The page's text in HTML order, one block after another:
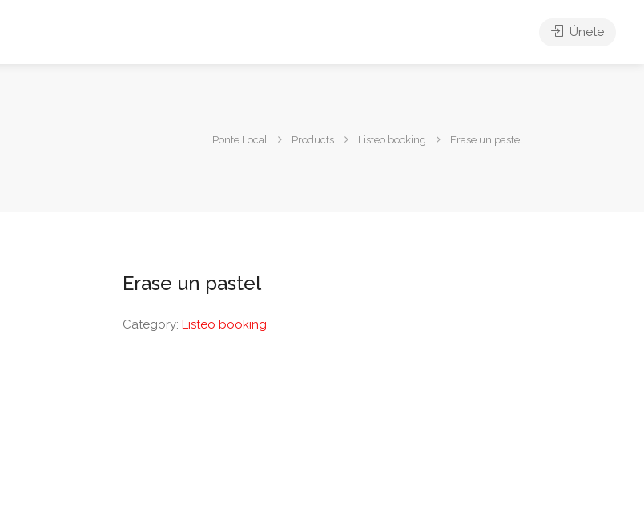
Únete
Ponte Local Products Listeo booking Erase un pastel
Erase un pastel
Category:Listeo booking